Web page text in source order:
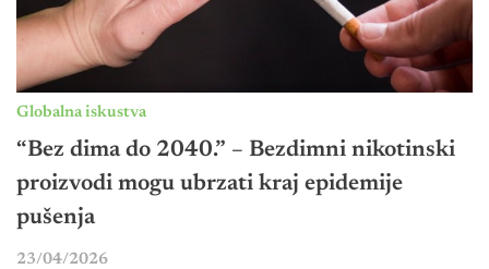
Globalna iskustva
“Bez dima do 2040.” – Bezdimni nikotinski
proizvodi mogu ubrzati kraj epidemije
pušenja
23/04/2026